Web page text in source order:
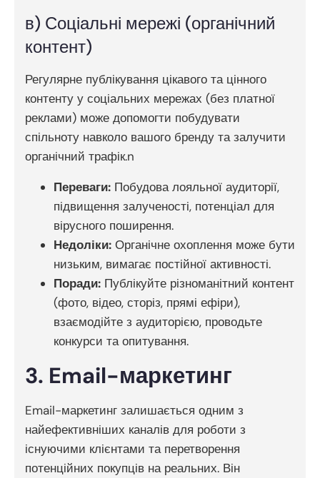
в) Соціальні мережі (органічний
контент)
Регулярне публікування цікавого та цінного
контенту у соціальних мережах (без платної
реклами) може допомогти побудувати
спільноту навколо вашого бренду та залучити
органічний трафік.n
Переваги: Побудова лояльної аудиторії,
підвищення залученості, потенціал для
вірусного поширення.
Недоліки: Органічне охоплення може бути
низьким, вимагає постійної активності.
Поради: Публікуйте різноманітний контент
(фото, відео, сторіз, прямі ефіри),
взаємодійте з аудиторією, проводьте
конкурси та опитування.
3. Email-маркетинг
Email-маркетинг залишається одним з
найефективніших каналів для роботи з
існуючими клієнтами та перетворення
потенційних покупців на реальних. Він